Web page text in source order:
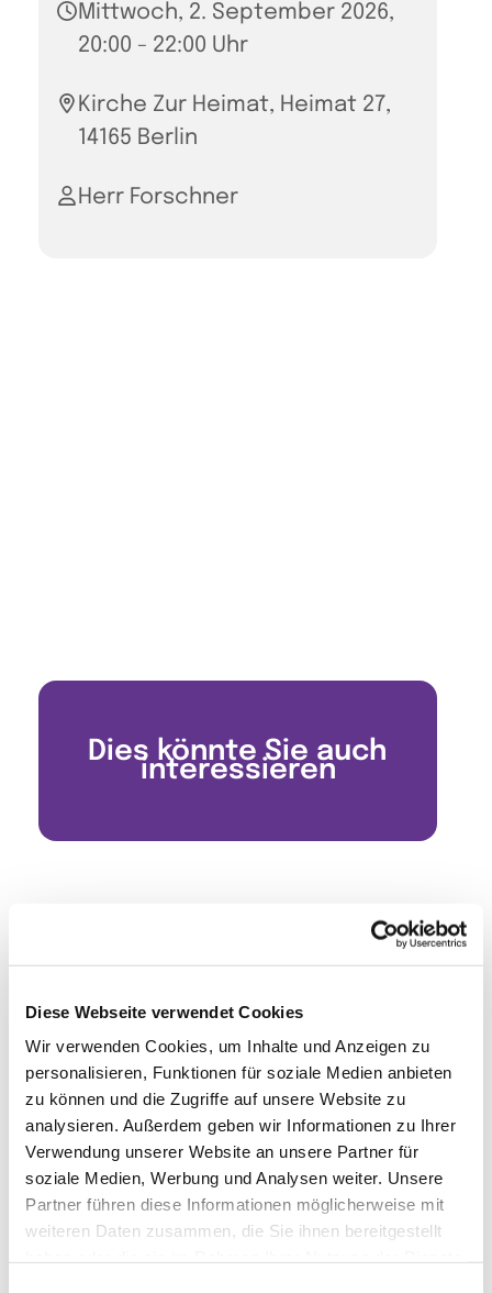
Diese Webseite verwendet Cookies
Wir verwenden Cookies, um Inhalte und Anzeigen zu
personalisieren, Funktionen für soziale Medien anbieten
zu können und die Zugriffe auf unsere Website zu
analysieren. Außerdem geben wir Informationen zu Ihrer
Verwendung unserer Website an unsere Partner für
soziale Medien, Werbung und Analysen weiter. Unsere
Partner führen diese Informationen möglicherweise mit
weiteren Daten zusammen, die Sie ihnen bereitgestellt
Mittwoch, 2. September 2026,
20:00 - 22:00 Uhr
Kirche Zur Heimat, Heimat 27,
14165 Berlin
Herr Forschner
Dies könnte Sie auch
interessieren